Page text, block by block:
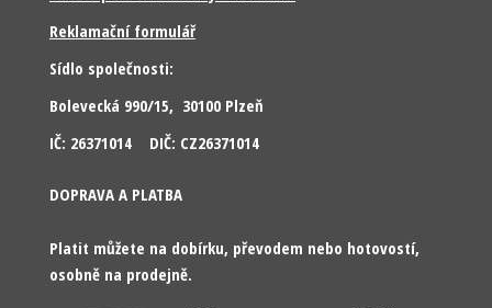
Reklamační formulář
Sídlo společnosti:
Bolevecká 990/15, 30100 Plzeň
IČ: 26371014 DIČ: CZ26371014
DOPRAVA A PLATBA
Platit můžete na dobírku, převodem nebo hotovostí,
osobně na prodejně.